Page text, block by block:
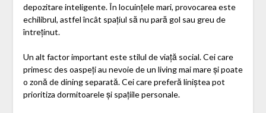
depozitare inteligente. În locuințele mari, provocarea este
echilibrul, astfel încât spațiul să nu pară gol sau greu de
întreținut.
Un alt factor important este stilul de viață social. Cei care
primesc des oaspeți au nevoie de un living mai mare și poate
o zonă de dining separată. Cei care preferă liniștea pot
prioritiza dormitoarele și spațiile personale.